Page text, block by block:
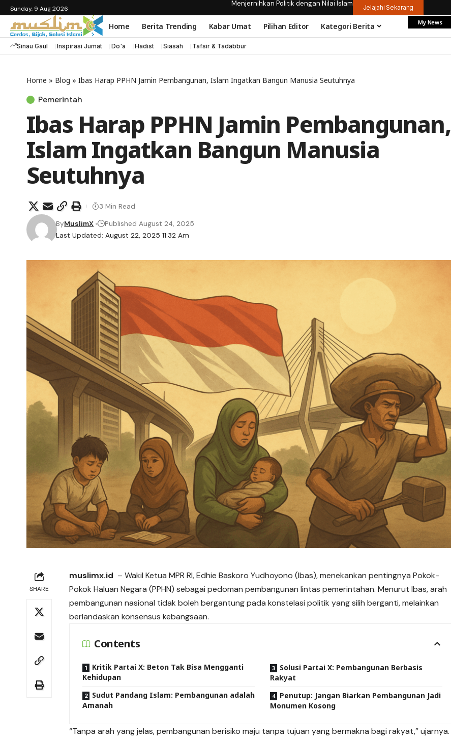
Sunday, 9 Aug 2026
Menjernihkan Politik dengan Nilai Islam Jelajahi Sekarang
Home Berita Trending Kabar Umat Pilihan Editor Kategori Berita My News
Sinau Gaul Inspirasi Jumat Do'a Hadist Siasah Tafsir & Tadabbur
Home » Blog » Ibas Harap PPHN Jamin Pembangunan, Islam Ingatkan Bangun Manusia Seutuhnya
Pemerintah
Ibas Harap PPHN Jamin Pembangunan,
Islam Ingatkan Bangun Manusia
Seutuhnya
Last Updated: August 22, 2025 11:32 Am
ByMuslimX Published August 24, 2025
3 Min Read
SHARE
muslimx.id – Wakil Ketua MPR RI, Edhie Baskoro Yudhoyono (Ibas), menekankan pentingnya Pokok-
Pokok Haluan Negara (PPHN) sebagai pedoman pembangunan lintas pemerintahan. Menurut Ibas, arah
pembangunan nasional tidak boleh bergantung pada konstelasi politik yang silih berganti, melainkan
berlandaskan konsensus kebangsaan.
Contents
Kritik Partai X: Beton Tak Bisa Mengganti
Kehidupan
Sudut Pandang Islam: Pembangunan adalah
Amanah
Solusi Partai X: Pembangunan Berbasis
Rakyat
Penutup: Jangan Biarkan Pembangunan Jadi
Monumen Kosong
“Tanpa arah yang jelas, pembangunan berisiko maju tanpa tujuan yang bermakna bagi rakyat,” ujarnya.